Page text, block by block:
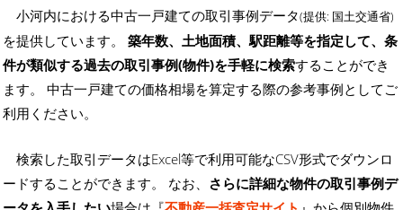
小河内における中古一戸建ての取引事例データ(提供: 国土交通省)
を提供しています。 築年数、土地面積、駅距離等を指定して、条
件が類似する過去の取引事例(物件)を手軽に検索することができ
ます。 中古一戸建ての価格相場を算定する際の参考事例としてご
利用ください。
検索した取引データはExcel等で利用可能なCSV形式でダウンロ
ードすることができます。 なお、 さらに詳細な物件の取引事例デ